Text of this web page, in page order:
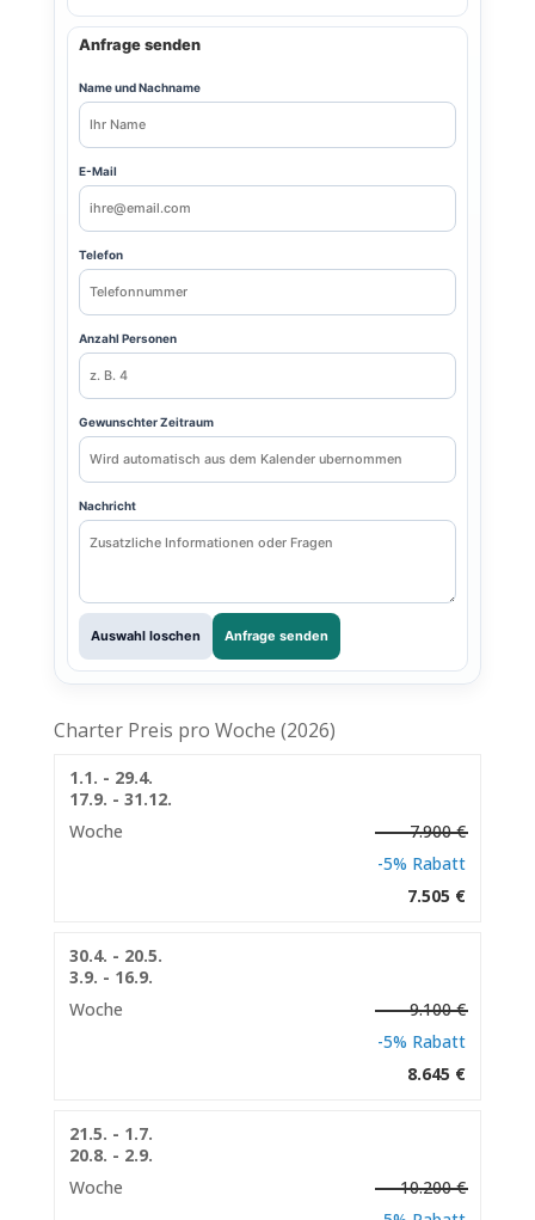
Anfrage senden
Name und Nachname
E-Mail
Telefon
Anzahl Personen
Gewunschter Zeitraum
Nachricht
Auswahl loschen Anfrage senden
Charter Preis pro Woche (2026)
1.1. - 29.4.
17.9. - 31.12.
Woche
7.900 €
-5% Rabatt
7.505 €
30.4. - 20.5.
3.9. - 16.9.
Woche
9.100 €
-5% Rabatt
8.645 €
21.5. - 1.7.
20.8. - 2.9.
Woche
10.200 €